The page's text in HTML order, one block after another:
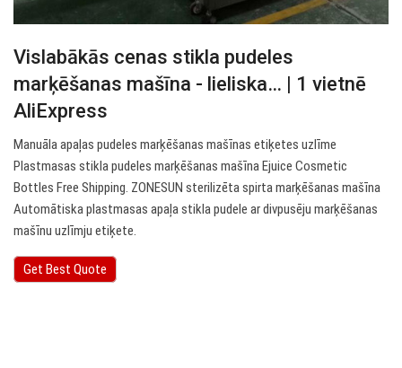
Vislabākās cenas stikla pudeles
marķēšanas mašīna - lieliska… | 1 vietnē
AliExpress
Manuāla apaļas pudeles marķēšanas mašīnas etiķetes uzlīme
Plastmasas stikla pudeles marķēšanas mašīna Ejuice Cosmetic
Bottles Free Shipping. ZONESUN sterilizēta spirta marķēšanas mašīna
Automātiska plastmasas apaļa stikla pudele ar divpusēju marķēšanas
mašīnu uzlīmju etiķete.
Get Best Quote